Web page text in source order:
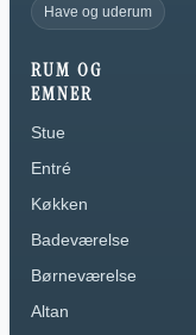
Have og uderum
RUM OG
EMNER
Stue
Entré
Køkken
Badeværelse
Børneværelse
Altan